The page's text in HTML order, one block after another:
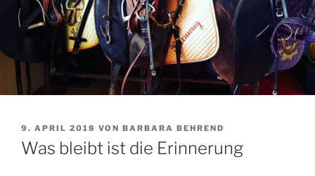
VERÖFFENTLICHT
AM
9. APRIL 2018 VON BARBARA BEHREND
Was bleibt ist die Erinnerung